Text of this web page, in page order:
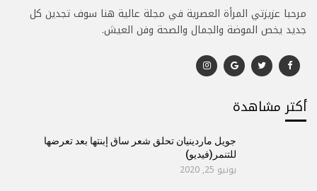
مرحبا عزيزتي المرأة العصرية في مجلة عالية هنا سوف تجدين كل
جديد يخص الموضة والجمال والصحة وفن العيش.
أكتر مشاهدة
جويل ماردينيان تحلق شعر ساق إبنتها بعد تعرضها
للتنمر(فيديو)
يونيو 25, 2020